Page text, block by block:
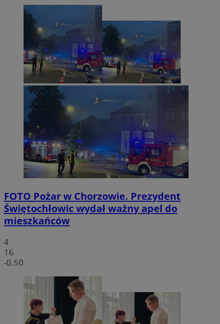
FOTO Pożar w Chorzowie. Prezydent
Świętochłowic wydał ważny apel do
mieszkańców
4
16
-0.50